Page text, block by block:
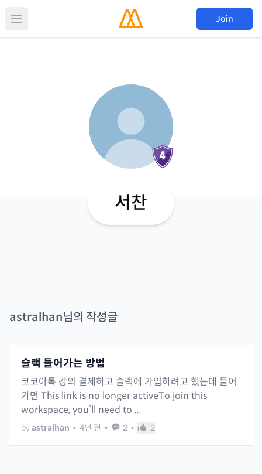
Join
서찬
astralhan님의 작성글
슬랙 들어가는 방법
코코아톡 강의 결제하고 슬랙에 가입하려고 했는데 들어
가면 This link is no longer activeTo join this
workspace, you’ll need to ...
by astralhan • 4년 전 • 2 • 2